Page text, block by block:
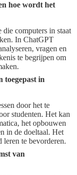
hoe wordt het
computers in staat
In ChatGPT
vragen en
te begrijpen om
toegepast in
door het te
studenten. Het kan
het opbouwen
in de doeltaal. Het
te bevorderen.
van